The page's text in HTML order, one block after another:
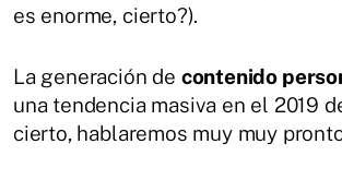
es enorme, cierto?).
La generación de contenido
una tendencia masiva en el 2019
cierto, hablaremos muy muy